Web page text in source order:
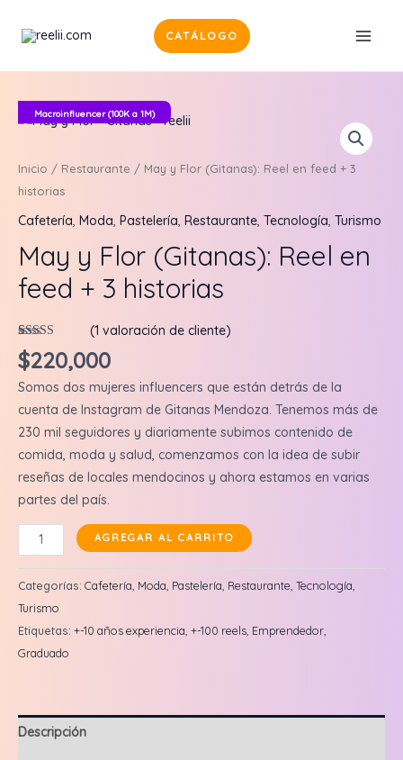
CATÁLOGO
Macroinfluencer (100K a 1M)
Inicio / Restaurante / May y Flor (Gitanas): Reel en feed + 3
historias
Cafetería, Moda, Pastelería, Restaurante, Tecnología, Turismo
May y Flor (Gitanas): Reel en
feed + 3 historias
Valorado
5.00sobre 5
basado en
1
puntuación
(1 valoración de cliente)
$220,000
Somos dos mujeres influencers que están detrás de la
cuenta de Instagram de Gitanas Mendoza. Tenemos más de
230 mil seguidores y diariamente subimos contenido de
comida, moda y salud, comenzamos con la idea de subir
reseñas de locales mendocinos y ahora estamos en varias
partes del país.
May
y
Flor
(Gitanas):
Reel
en
3
historias
AGREGAR AL CARRITO
Categorías: Cafetería, Moda, Pastelería, Restaurante, Tecnología,
Turismo
Etiquetas: +-10 años experiencia, +-100 reels, Emprendedor,
Graduado
Descripción